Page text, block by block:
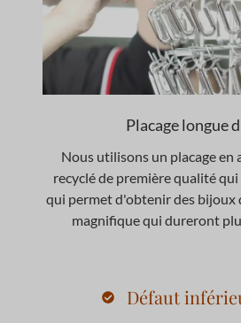
Placage longue
Nous utilisons un placage en
recyclé de première qualité qui
qui permet d'obtenir des bijoux
magnifique qui dureront
Défaut